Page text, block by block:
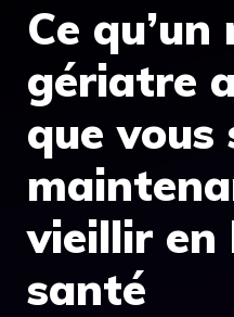
Ce qu’un
gériatre
que vous
vieillir en
santé